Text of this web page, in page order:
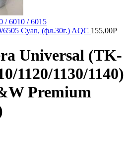
/ 6010 / 6015
6505 Cyan, (фл.30г.) AQC 155,00Р
Universal (TK-
1120/1130/1140)
Premium